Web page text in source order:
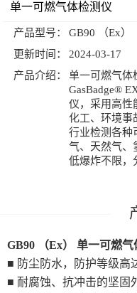
单一可燃气体检测仪
产品型号：
GB90 （Ex）
更新时间：
2024-03-17
产品介绍：
单一可燃气体
GasBadge®
仪，采用高性
化工、环境事
行业检测各种
气、天然气
低爆炸不限，
GB90 （Ex） 单一可燃气
■ 防尘防水，防护等级高
■ 耐腐蚀、抗冲击的坚固